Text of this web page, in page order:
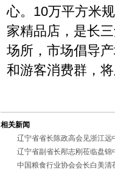
心。 10万平方米
家精品店，是长
场所，市场倡导
和游客消费群，
相关新闻
辽宁省省长陈政高会见浙江
辽宁省副省长邴志刚莅临盘锦
中国粮食行业协会会长白美